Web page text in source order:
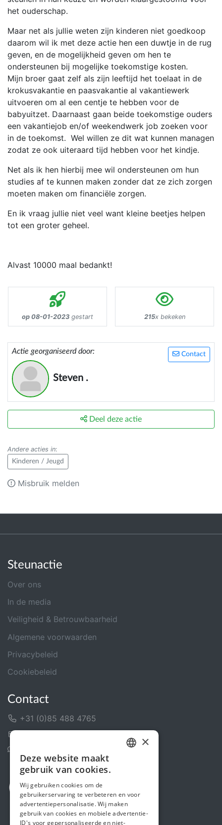
het ouderschap.
Maar net als jullie weten zijn kinderen niet goedkoop
daarom wil ik met deze actie hen een duwtje in de rug
geven, en de mogelijkheid geven om hen te
ondersteunen bij mogelijke toekomstige kosten.
Mijn broer gaat zelf als zijn leeftijd het toelaat in de
krokusvakantie en paasvakantie al vakantiewerk
uitvoeren om al een centje te hebben voor de
babyuitzet. Daarnaast gaan beide toekomstige ouders
een vakantiejob en/of weekendwerk job zoeken voor
in de toekomst. Wel willen ze dit wat kunnen managen
zodat ze ook uiteraard tijd hebben voor het kindje.
Net als ik hen hierbij mee wil ondersteunen om hun
studies af te kunnen maken zonder dat ze zich zorgen
moeten maken om financiële zorgen.
En ik vraag jullie niet veel want kleine beetjes helpen
tot een groter geheel.
Alvast 10000 maal bedankt!
op 08-01-2023 gestart 215x bekeken
Contact
Actie georganiseerd door:
Steven .
Deel deze actie
Andere acties in:
Kinderen / Jeugd
Misbruik melden
Steunactie
Over ons
In de media
Veiligheid & Betrouwbaarheid
Algemene voorwaarden
Privacybeleid
Cookiebeleid
Contact
+31 (0)85 488 4765
ENGLISH
×
Deze website maakt
gebruik van cookies.
Wij gebruiken cookies om de
gebruikerservaring te verbeteren en voor
advertentiepersonalisatie. Wij maken
gebruik van cookies en mobiele advertentie-
ID's voor gepersonaliseerde en niet-